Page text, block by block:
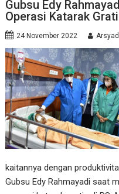
Gubsu Edy
Operasi Katarak
24 November 2022
kaitannya dengan
Gubsu Edy Rahmayadi saat